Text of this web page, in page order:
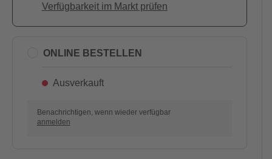
Verfügbarkeit im Markt prüfen
ONLINE BESTELLEN
Ausverkauft
Benachrichtigen, wenn wieder verfügbar
anmelden